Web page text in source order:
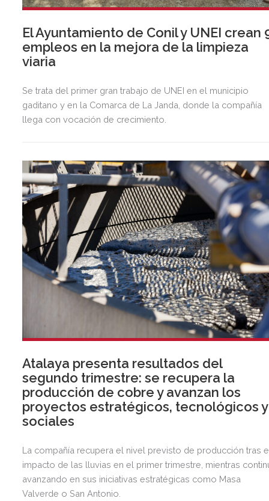
El Ayuntamiento de Conil y UNEI crean
empleos en la mejora de la limpieza
viaria
Se trata del primer gran trabajo de UNEI en el municipio
gaditano y en la Comarca de La Janda, donde la compañía
llega con vocación de crecimiento.
Atalaya presenta resultados del
segundo trimestre: se recupera la
producción de cobre y avanzan los
proyectos estratégicos, tecnológicos y
sociales
La compañía recupera el nivel previsto de producción tras
impacto de las lluvias en el primer trimestre, mientras
avanzando en sus iniciativas estratégicas como Masa
Valverde o San Antonio.